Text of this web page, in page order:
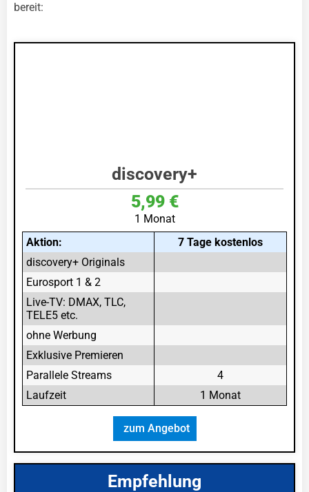
bereit:
discovery+
5,99 €
1 Monat
Aktion:
7 Tage kostenlos
discovery+ Originals
Eurosport 1 & 2
Live-TV: DMAX, TLC,
TELE5 etc.
ohne Werbung
Exklusive Premieren
Parallele Streams
4
Laufzeit
1 Monat
zum Angebot
Empfehlung